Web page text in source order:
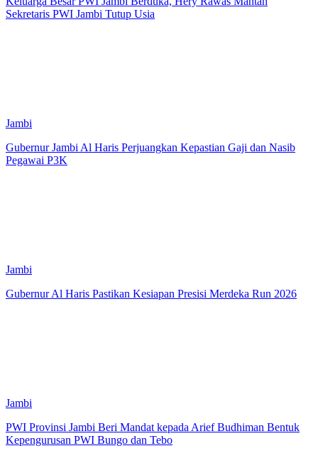
Sekretaris PWI Jambi Tutup Usia
Jambi
Gubernur Jambi Al Haris Perjuangkan Kepastian Gaji dan Nasib
Pegawai P3K
Jambi
Gubernur Al Haris Pastikan Kesiapan Presisi Merdeka Run 2026
Jambi
PWI Provinsi Jambi Beri Mandat kepada Arief Budhiman Bentuk
Kepengurusan PWI Bungo dan Tebo